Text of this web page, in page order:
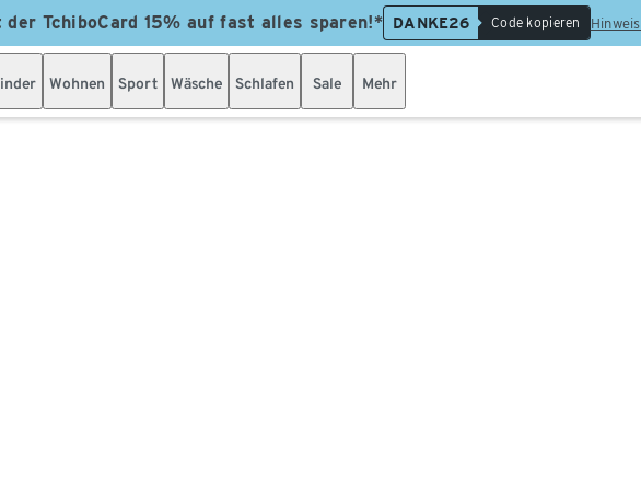
TchiboCard 15% auf fast alles sparen!* DANKE26 Code kopieren
Wohnen Sport Wäsche Schlafen Sale Mehr